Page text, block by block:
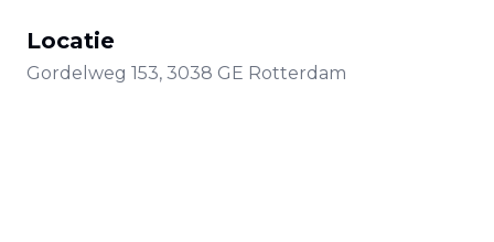
Locatie
Gordelweg 153, 3038 GE Rotterdam